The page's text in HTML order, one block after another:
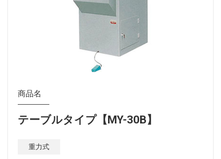
商品名
テーブルタイプ【MY-30B】
重力式